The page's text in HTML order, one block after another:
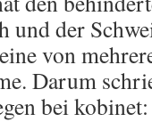
und der
von
Darum
bei kobinet: